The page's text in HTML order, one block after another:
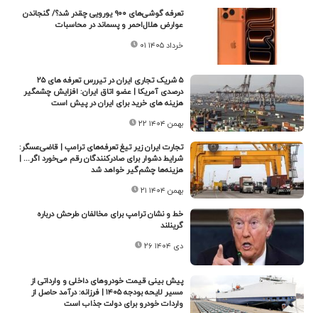
تعرفه گوشی‌های ۹۰۰ یورویی چقدر شد؟/ گنجاندن
عوارض هلا‌ل‌احمر و پسماند در محاسبات
۰۱ خرداد ۱۴۰۵
۵ شریک تجاری ایران در تیررس تعرفه های ۲۵
درصدی آمریکا | عضو اتاق ایران: افزایش چشمگیر
هزینه های خرید برای ایران در پیش است
۲۲ بهمن ۱۴۰۴
تجارت ایران زیر تیغ تعرفه‌های ترامپ | قاضی‌عسگر:
شرایط دشوار برای صادرکنندگان رقم می‌خورد اگر... |
هزینه‌ها چشم‌گیر خواهد شد
۲۱ بهمن ۱۴۰۴
خط و نشان ترامپ برای مخالفان طرحش درباره
گرینلند
۲۶ دی ۱۴۰۴
پیش بینی قیمت خودروهای داخلی و وارداتی از
مسیر لایحه بودجه ۱۴۰۵ | فرزانه: درآمد حاصل از
واردات خودرو برای دولت جذاب است